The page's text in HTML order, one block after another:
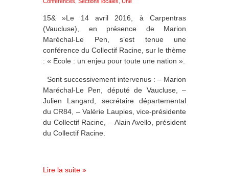
15& »Le 14 avril 2016, à Carpentras
(Vaucluse), en présence de Marion
Maréchal-Le Pen, s’est tenue une
conférence du Collectif Racine, sur le thème
: « Ecole : un enjeu pour toute une nation ».
Sont successivement intervenus : – Marion
Maréchal-Le Pen, député de Vaucluse, –
Julien Langard, secrétaire départemental
du CR84, – Valérie Laupies, vice-présidente
du Collectif Racine, – Alain Avello, président
du Collectif Racine.
Lire la suite »